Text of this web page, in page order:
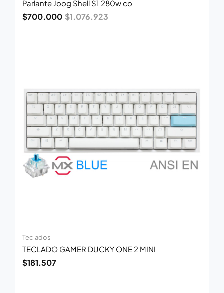
Parlante Joog Shell S1 280w co
$1.076.923
$700.000
Teclados
TECLADO GAMER DUCKY ONE 2 MINI
$181.507